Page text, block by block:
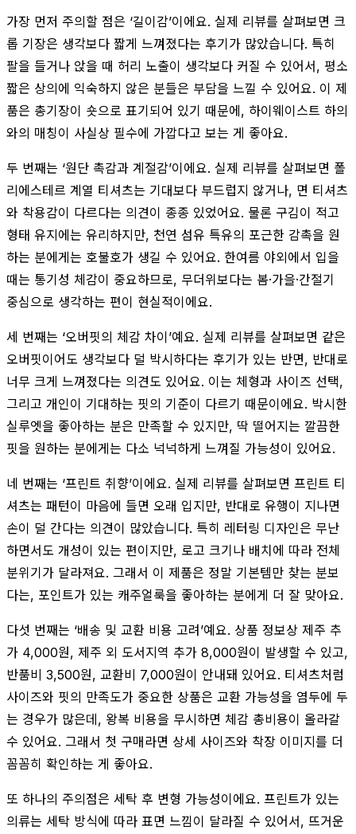
가장 먼저 주의할 점은 ‘길이감’이에요. 실제 리뷰를 살펴보면 크
롭 기장은 생각보다 짧게 느껴졌다는 후기가 많았습니다. 특히
팔을 들거나 앉을 때 허리 노출이 생각보다 커질 수 있어서, 평소
짧은 상의에 익숙하지 않은 분들은 부담을 느낄 수 있어요. 이 제
품은 총기장이 숏으로 표기되어 있기 때문에, 하이웨이스트 하의
와의 매칭이 사실상 필수에 가깝다고 보는 게 좋아요.
두 번째는 ‘원단 촉감과 계절감’이에요. 실제 리뷰를 살펴보면 폴
리에스테르 계열 티셔츠는 기대보다 부드럽지 않거나, 면 티셔츠
와 착용감이 다르다는 의견이 종종 있었어요. 물론 구김이 적고
형태 유지에는 유리하지만, 천연 섬유 특유의 포근한 감촉을 원
하는 분에게는 호불호가 생길 수 있어요. 한여름 야외에서 입을
때는 통기성 체감이 중요하므로, 무더위보다는 봄·가을·간절기
중심으로 생각하는 편이 현실적이에요.
세 번째는 ‘오버핏의 체감 차이’예요. 실제 리뷰를 살펴보면 같은
오버핏이어도 생각보다 덜 박시하다는 후기가 있는 반면, 반대로
너무 크게 느껴졌다는 의견도 있어요. 이는 체형과 사이즈 선택,
그리고 개인이 기대하는 핏의 기준이 다르기 때문이에요. 박시한
실루엣을 좋아하는 분은 만족할 수 있지만, 딱 떨어지는 깔끔한
핏을 원하는 분에게는 다소 넉넉하게 느껴질 가능성이 있어요.
네 번째는 ‘프린트 취향’이에요. 실제 리뷰를 살펴보면 프린트 티
셔츠는 패턴이 마음에 들면 오래 입지만, 반대로 유행이 지나면
손이 덜 간다는 의견이 많았습니다. 특히 레터링 디자인은 무난
하면서도 개성이 있는 편이지만, 로고 크기나 배치에 따라 전체
분위기가 달라져요. 그래서 이 제품은 정말 기본템만 찾는 분보
다는, 포인트가 있는 캐주얼룩을 좋아하는 분에게 더 잘 맞아요.
다섯 번째는 ‘배송 및 교환 비용 고려’예요. 상품 정보상 제주 추
가 4,000원, 제주 외 도서지역 추가 8,000원이 발생할 수 있고,
반품비 3,500원, 교환비 7,000원이 안내돼 있어요. 티셔츠처럼
사이즈와 핏의 만족도가 중요한 상품은 교환 가능성을 염두에 두
는 경우가 많은데, 왕복 비용을 무시하면 체감 총비용이 올라갈
수 있어요. 그래서 첫 구매라면 상세 사이즈와 착장 이미지를 더
꼼꼼히 확인하는 게 좋아요.
또 하나의 주의점은 세탁 후 변형 가능성이에요. 프린트가 있는
의류는 세탁 방식에 따라 표면 느낌이 달라질 수 있어서, 뜨거운